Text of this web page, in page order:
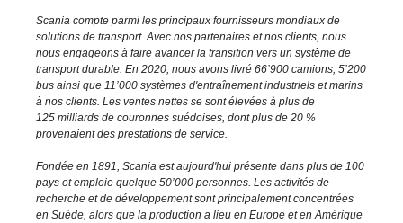
Scania compte parmi les principaux fournisseurs mondiaux de
solutions de transport. Avec nos partenaires et nos clients, nous
nous engageons à faire avancer la transition vers un système de
transport durable. En 2020, nous avons livré 66’900 camions, 5’200
bus ainsi que 11’000 systèmes d'entraînement industriels et marins
à nos clients. Les ventes nettes se sont élevées à plus de
125 milliards de couronnes suédoises, dont plus de 20 %
provenaient des prestations de service.
Fondée en 1891, Scania est aujourd'hui présente dans plus de 100
pays et emploie quelque 50’000 personnes. Les activités de
recherche et de développement sont principalement concentrées
en Suède, alors que la production a lieu en Europe et en Amérique